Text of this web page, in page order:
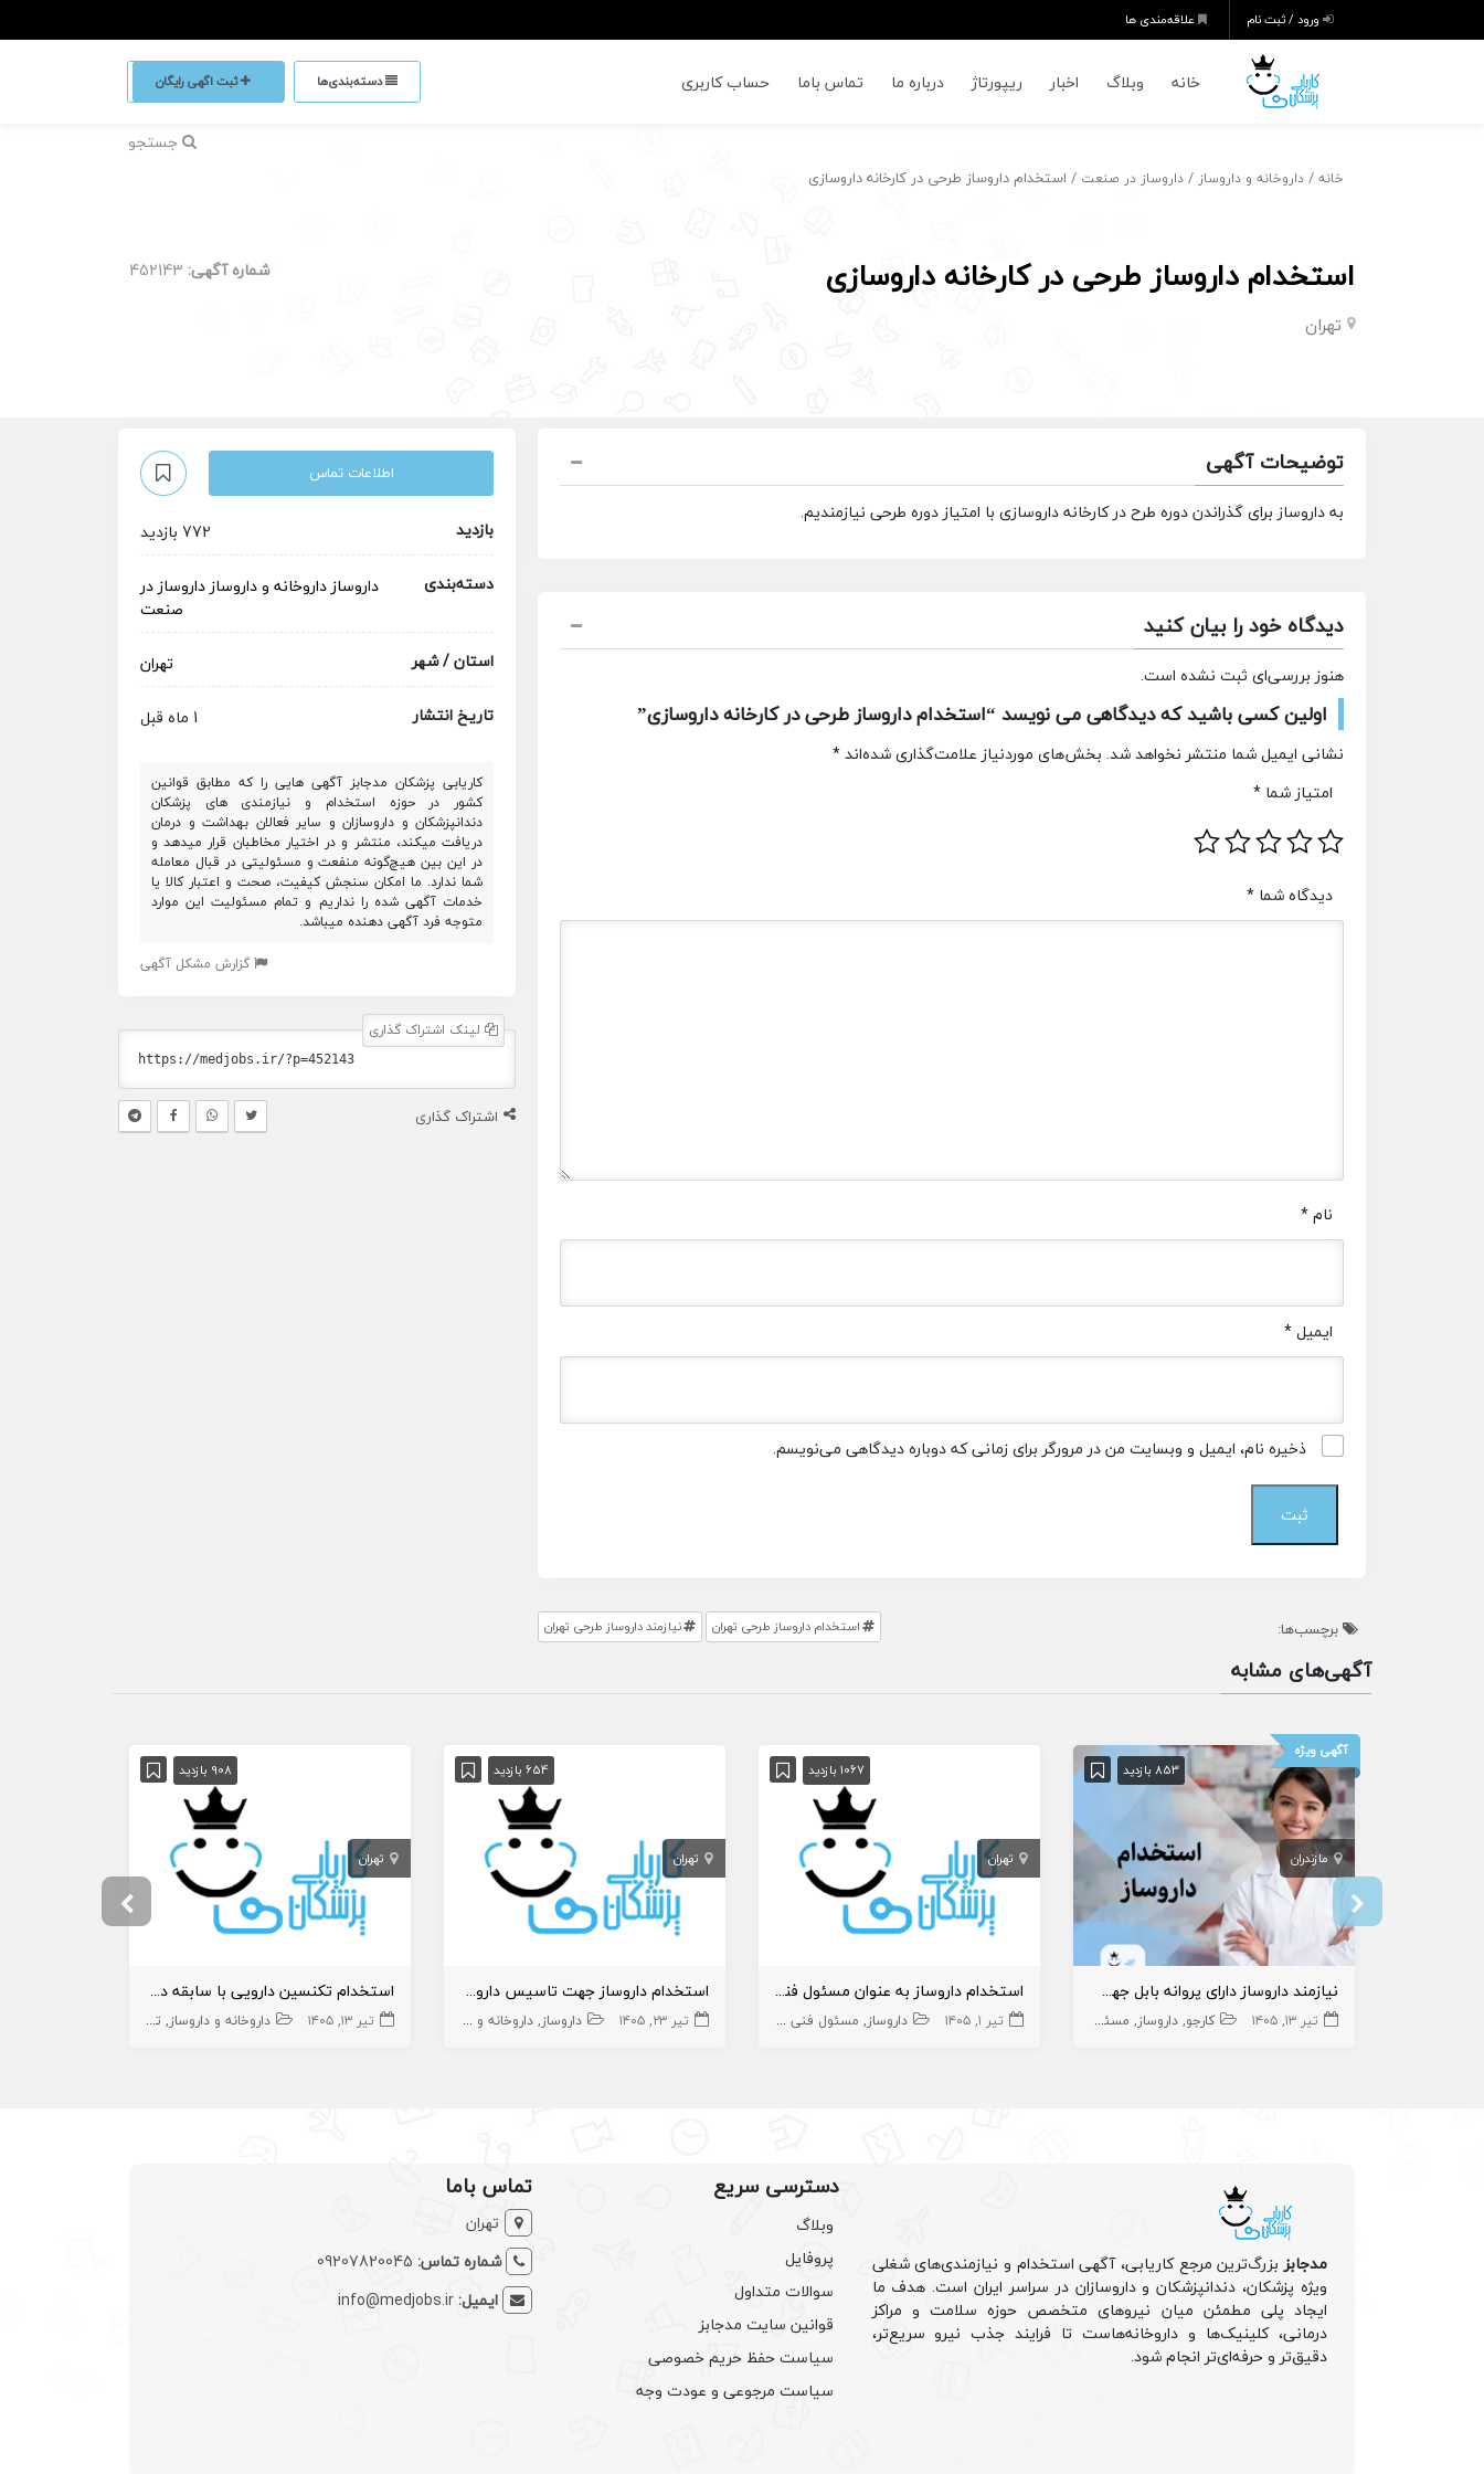
ورود / ثبت نام علاقه‌مندی ها
خانه وبلاگ اخبار ریپورتاژ درباره ما تماس باما حساب کاربری دسته‌بندی‌ها ثبت اگهی رایگان
جستجو
خانه / داروخانه و داروساز / داروساز در صنعت / استخدام داروساز طرحی در کارخانه داروسازی
استخدام داروساز طرحی در کارخانه داروسازی
تهران
شماره آگهی: 452143
توضیحات آگهی
به داروساز برای گذراندن دوره طرح در کارخانه داروسازی با امتیاز دوره طرحی نیازمندیم.
دیدگاه خود را بیان کنید
هنوز بررسی‌ای ثبت نشده است.
اولین کسی باشید که دیدگاهی می نویسد “استخدام داروساز طرحی در کارخانه داروسازی”
نشانی ایمیل شما منتشر نخواهد شد. بخش‌های موردنیاز علامت‌گذاری شده‌اند*
امتیاز شما *
دیدگاه شما *
نام*
ایمیل*
ذخیره نام، ایمیل و وبسایت من در مرورگر برای زمانی که دوباره دیدگاهی می‌نویسم.
برچسب‌ها: استخدام داروساز طرحی تهران نیازمند داروساز طرحی تهران
اطلاعات تماس
بازدید
772 بازدید
دسته‌بندی
داروسازداروخانه و داروسازداروساز در
صنعت
استان / شهر
تهران
تاریخ انتشار
1 ماه قبل
کاریابی پزشکان مدجابز آگهی هایی را که مطابق قوانین
کشور در حوزه استخدام و نیازمندی های پزشکان
دندانپزشکان و داروسازان و سایر فعالان بهداشت و درمان
دریافت میکند، منتشر و در اختیار مخاطبان قرار میدهد و
در این بین هیچ‌گونه منفعت و مسئولیتی در قبال معامله
شما ندارد. ما امکان سنجش کیفیت، صحت و اعتبار کالا یا
خدمات آگهی شده را نداریم و تمام مسئولیت این موارد
متوجه فرد آگهی دهنده میباشد.
گزارش مشکل آگهی
لینک اشتراک گذاری
اشتراک گذاری
آگهی‌های مشابه
آگهی ویژه
853 بازدید
مازندران
نیازمند داروساز دارای پروانه بابل جهت تاسیس داروخانه‌ها
تیر ۱۳, ۱۴۰۵ کارجو داروساز مسئول فنی داروخانه داروخانه و داروساز
1067 بازدید
تهران
استخدام داروساز به عنوان مسئول فنی
تیر ۱, ۱۴۰۵ داروساز مسئول فنی داروخانه داروخانه و داروساز
654 بازدید
تهران
استخدام داروساز جهت تاسیس داروخانه در درمانگاه
تیر ۲۳, ۱۴۰۵ داروساز داروخانه و داروساز
908 بازدید
تهران
استخدام تکنسین دارویی با سابقه در پردیس
تیر ۱۳, ۱۴۰۵ داروخانه و داروساز تکنسین دارویی
مدجابزبزرگ‌ترین مرجع کاریابی، آگهی استخدام و نیازمندی‌های شغلی
ویژه پزشکان، دندانپزشکان و داروسازان در سراسر ایران است. هدف ما
ایجاد پلی مطمئن میان نیروهای متخصص حوزه سلامت و مراکز
درمانی، کلینیک‌ها و داروخانه‌هاست تا فرایند جذب نیرو سریع‌تر،
دقیق‌تر و حرفه‌ای‌تر انجام شود.
دسترسی سریع
وبلاگ
پروفایل
سوالات متداول
قوانین سایت مدجابز
سیاست حفظ حریم خصوصی
سیاست مرجوعی و عودت وجه
تماس باما
تهران
شماره تماس: 09207820045
ایمیل:info@medjobs.ir